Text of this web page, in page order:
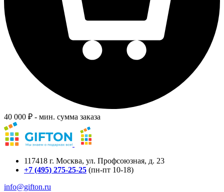
40 000 ₽ - мин. сумма заказа
117418 г. Москва, ул. Профсоюзная, д. 23
+7 (495) 275-25-25 (пн-пт 10-18)
info@gifton.ru